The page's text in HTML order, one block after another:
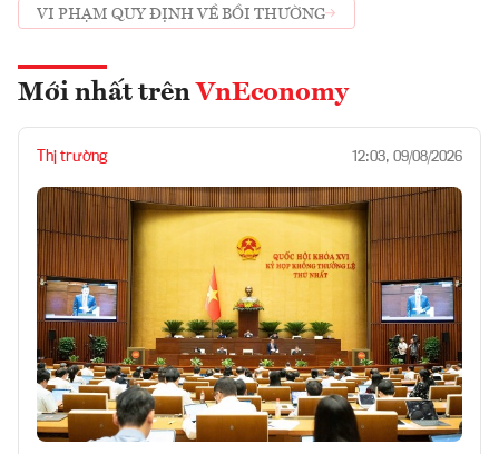
VI PHẠM QUY ĐỊNH VỀ BỒI THƯỜNG
Mới nhất trên VnEconomy
Thị trường 12:03, 09/08/2026